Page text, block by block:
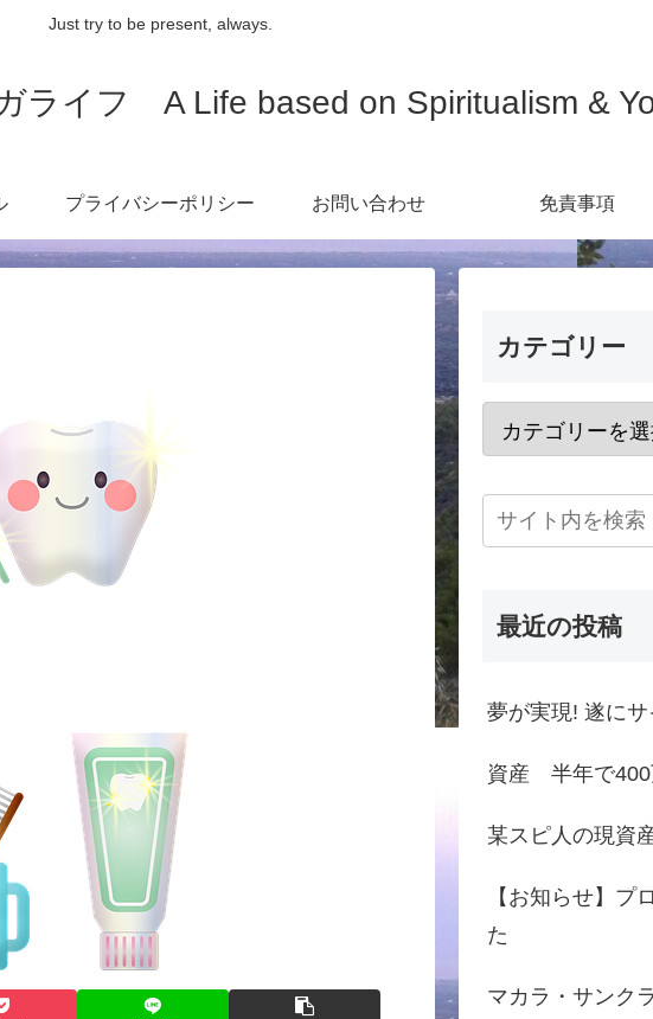
Just try to be present, always.
ライフ A Life based on Spiritualism &
プライバシーポリシー お問い合わせ 免責事項
カテゴリー
最近の投稿
夢が実現! 遂に
資産 半年で400
某スピ人の現資
【お知らせ】プ
た
マカラ・サンク